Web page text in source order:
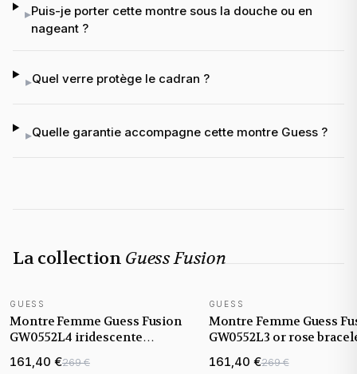
▸Puis-je porter cette montre sous la douche ou en
nageant ?
▸Quel verre protège le cadran ?
▸Quelle garantie accompagne cette montre Guess ?
La collection Guess Fusion
NOUVEAUTÉ
GUESS
Montre Femme Guess Fusion
GW0552L4 iridescente
bracelet maillons acier
161,40 €269 €
NOUVEAUTÉ
GUESS
Montre Femme Guess
GW0552L3 or rose
maillons acier
161,40 €269 €